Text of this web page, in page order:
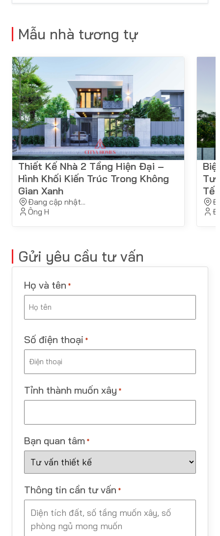
Mẫu nhà tương tự
Thiết Kế Nhà 2 Tầng Hiện Đại –
Hình Khối Kiến Trúc Trong Không
Gian Xanh
Đang cập nhật...
Ông H
Tế
Gửi yêu cầu tư vấn
Họ và tên *
Số điện thoại *
Tỉnh thành muốn xây *
Bạn quan tâm *
Thông tin cần tư vấn *